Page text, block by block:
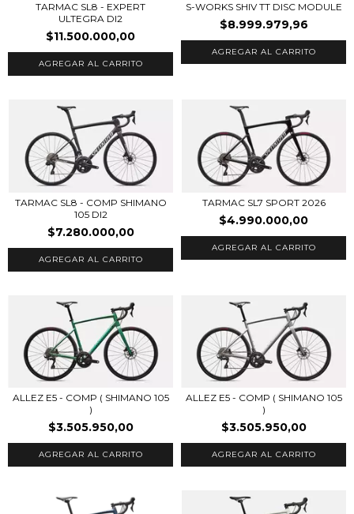
TARMAC SL8 - EXPERT
ULTEGRA DI2
$11.500.000,00
AGREGAR AL CARRITO
S-WORKS SHIV TT DISC MODULE
$8.999.979,96
AGREGAR AL CARRITO
TARMAC SL8 - COMP SHIMANO
105 DI2
$7.280.000,00
AGREGAR AL CARRITO
TARMAC SL7 SPORT 2026
$4.990.000,00
AGREGAR AL CARRITO
ALLEZ E5 - COMP ( SHIMANO 105
)
$3.505.950,00
AGREGAR AL CARRITO
ALLEZ E5 - COMP ( SHIMANO 105
)
$3.505.950,00
AGREGAR AL CARRITO